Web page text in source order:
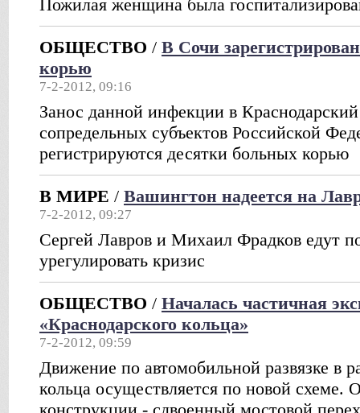
Пожилая женщина была
ОБЩЕСТВО / В Сочи
корью
7-2-2012, 09:16
Занос данной инфекции в
сопредельных субъектов Российской
регистрируются десятки больных корью
В МИРЕ / Вашингтон надеется на
7-2-2012, 09:27
Сергей Лавров и Михаил Фрадков едут
урегулировать кризис
ОБЩЕСТВО / Началась частичная
«Краснодарского кольца»
7-2-2012, 09:59
Движение по автомобильной развязке в
кольца осуществляется по новой схеме.